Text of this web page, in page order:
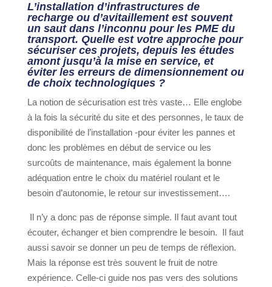
L’installation d’infrastructures de
recharge ou d’avitaillement est souvent
un saut dans l’inconnu pour les PME du
transport. Quelle est votre approche pour
sécuriser ces projets, depuis les études
amont jusqu’à la mise en service, et
éviter les erreurs de dimensionnement ou
de choix technologiques ?
La notion de sécurisation est très vaste… Elle englobe
à la fois la sécurité du site et des personnes, le taux de
disponibilité de l’installation -pour éviter les pannes et
donc les problèmes en début de service ou les
surcoûts de maintenance, mais également la bonne
adéquation entre le choix du matériel roulant et le
besoin d’autonomie, le retour sur investissement….
Il n’y a donc pas de réponse simple. Il faut avant tout
écouter, échanger et bien comprendre le besoin. Il faut
aussi savoir se donner un peu de temps de réflexion.
Mais la réponse est très souvent le fruit de notre
expérience. Celle-ci guide nos pas vers des solutions